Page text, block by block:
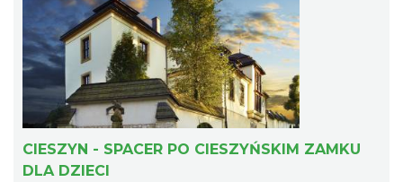
Cieszyn
2026-08-09
0.40 km
CIESZYN - SPACER PO CIESZYŃSKIM ZAMKU
DLA DZIECI